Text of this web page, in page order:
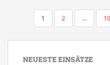
BEITRÄGE
1 2 … 10
NEUESTE EINSÄTZE